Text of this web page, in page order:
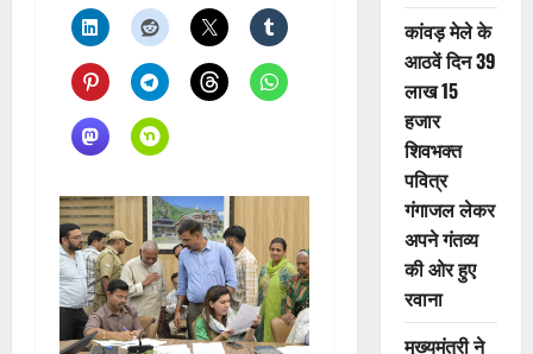
कांवड़ मेले के
आठवें दिन 39
लाख 15
हजार
शिवभक्त
पवित्र
गंगाजल लेकर
अपने गंतव्य
की ओर हुए
रवाना
मुख्यमंत्री ने